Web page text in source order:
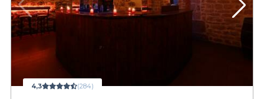
4,3 (284)